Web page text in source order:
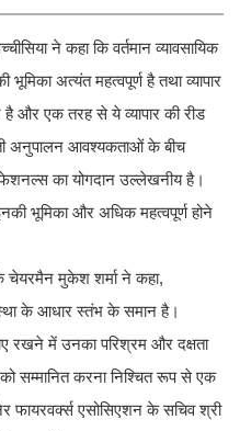
ने कहा कि वर्तमान व्यावसायिक
अत्यंत महत्वपूर्ण है तथा व्यापार
है और एक तरह से ये व्यापार की रीड
अनुपालन आवश्यकताओं के बीच
का योगदान उल्लेखनीय है।
भूमिका और अधिक महत्वपूर्ण होने
चेयरमैन मुकेश शर्मा ने कहा,
के आधार स्तंभ के समान है।
रखने में उनका परिश्रम और दक्षता
सम्मानित करना निश्चित रूप से एक
फायरवर्क्स एसोसिएशन के सचिव श्री